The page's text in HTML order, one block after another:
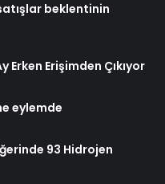
beklentinin
Erişimden Çıkıyor
eylemde
93 Hidrojen